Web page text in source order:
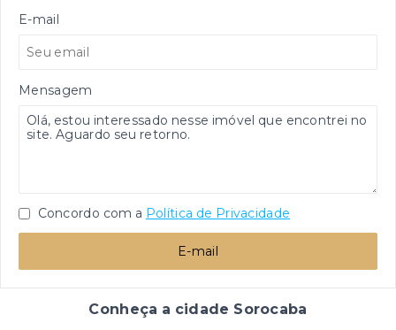
E-mail
Mensagem
Concordo com a Política de Privacidade
E-mail
Conheça a cidade Sorocaba